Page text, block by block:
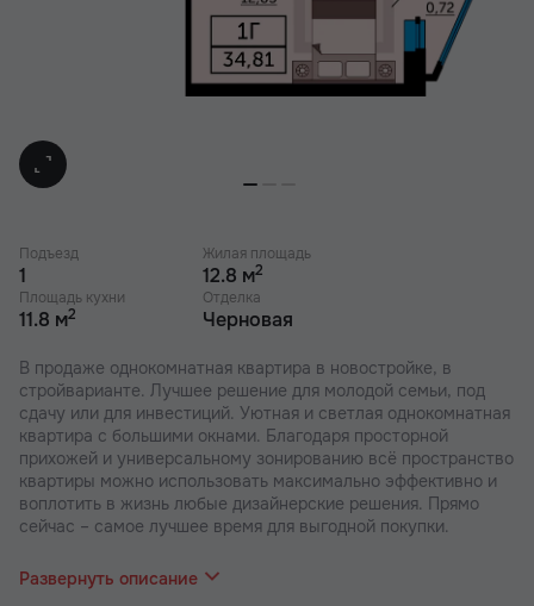
Подъезд
1
Жилая площадь
12.8 м2
Площадь кухни
11.8 м2
Отделка
Черновая
В продаже однокомнатная квартира в новостройке, в
стройварианте. Лучшее решение для молодой семьи, под
сдачу или для инвестиций. Уютная и светлая однокомнатная
квартира с большими окнами. Благодаря просторной
прихожей и универсальному зонированию всё пространство
квартиры можно использовать максимально эффективно и
воплотить в жизнь любые дизайнерские решения. Прямо
сейчас – самое лучшее время для выгодной покупки.
отделе продаж вас проконсультируют по актуальным
предложениям.
Развернуть описание